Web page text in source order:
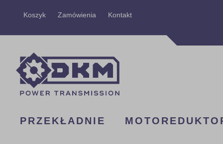
Koszyk Zamówienia KontaktPrzejdź
PRZEKŁADNIE